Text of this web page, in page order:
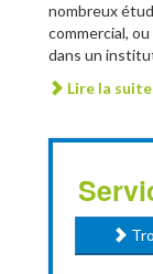
nombreux
commercial,
dans un
Lire la suite